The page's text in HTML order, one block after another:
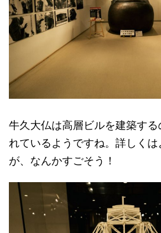
牛久大仏は高層ビルを建築す
れているようですね。詳しく
が、なんかすごそう！